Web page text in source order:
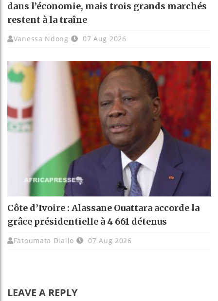
dans l’économie, mais trois grands marchés
restent à la traîne
Vanessa Ndong 07 Aug 2026
Côte d’Ivoire : Alassane Ouattara accorde la
grâce présidentielle à 4 661 détenus
Fatoumata Diallo 07 Aug 2026
LEAVE A REPLY